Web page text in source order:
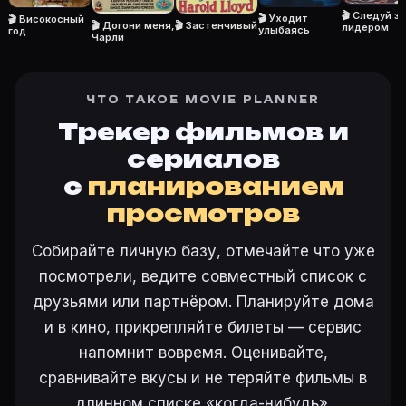
Интересные факты о фильмах·Как вести watchlist·
🎬 Високосный
год
🎬 Догони меня,
Чарли
🎬 Застенчивый
🎬 Уходит
улыбаясь
🎬 Следуй за
лидером
ЧТО ТАКОЕ MOVIE PLANNER
Трекер фильмов и
сериалов
с планированием
просмотров
Собирайте личную базу, отмечайте что уже
посмотрели, ведите совместный список с
друзьями или партнёром. Планируйте дома
и в кино, прикрепляйте билеты — сервис
напомнит вовремя. Оценивайте,
сравнивайте вкусы и не теряйте фильмы в